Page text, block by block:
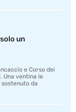
un
e Corso dei
Una ventina le
da